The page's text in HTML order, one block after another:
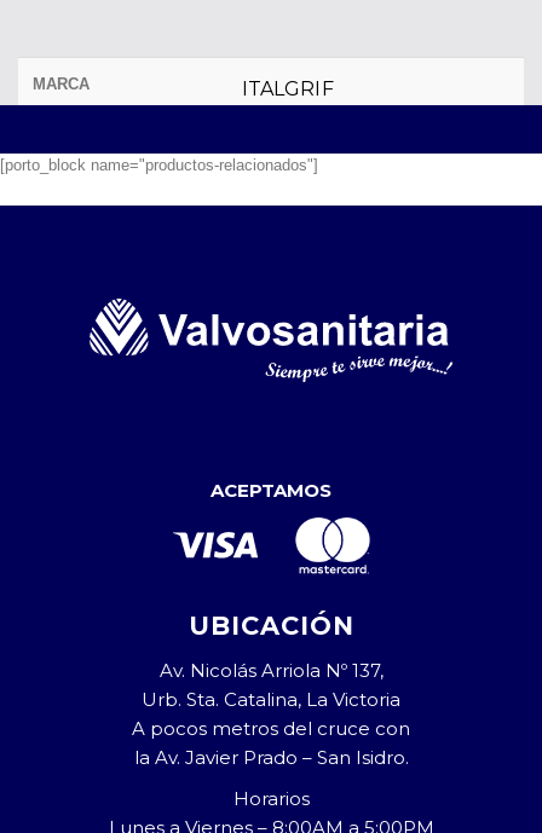
MARCA ITALGRIF
[porto_block name="productos-relacionados"]
ACEPTAMOS
UBICACIÓN
Av. Nicolás Arriola Nº 137,
Urb. Sta. Catalina, La Victoria
A pocos metros del cruce con
la Av. Javier Prado – San Isidro.
Horarios
Lunes a Viernes – 8:00AM a 5:00PM